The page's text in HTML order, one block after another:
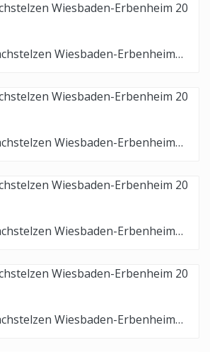
LaSa Waeschbachstelzen Wiesbaden-Erbenheim 20 04 2024 0058
LaSa Waeschbachstelzen Wiesbaden-Erbenheim 20 04 2024 0059
LaSa Waeschbachstelzen Wiesbaden-Erbenheim 20 04 2024 0060
LaSa Waeschbachstelzen Wiesbaden-Erbenheim 20 04 2024 0061